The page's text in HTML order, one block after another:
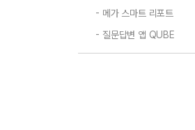
메가 스마트 리포트
질문답변 앱 QUBE